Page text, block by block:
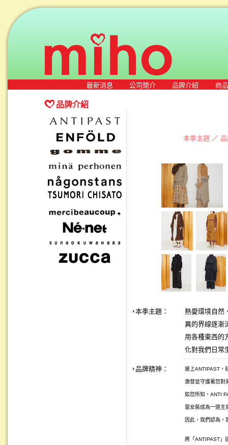
最新消息 公司簡介 品牌介紹 商
品牌介紹
本季主題／
本季主題：
熱愛環境自然
異的界線逐漸
用各種東西的
化對我們日常
品牌精神： 披上ANTIPAST，
激發並守護著您對
如您所知，ANTI
當女裝成為一道主
因此，我們認為，
將「ANTIPAST」